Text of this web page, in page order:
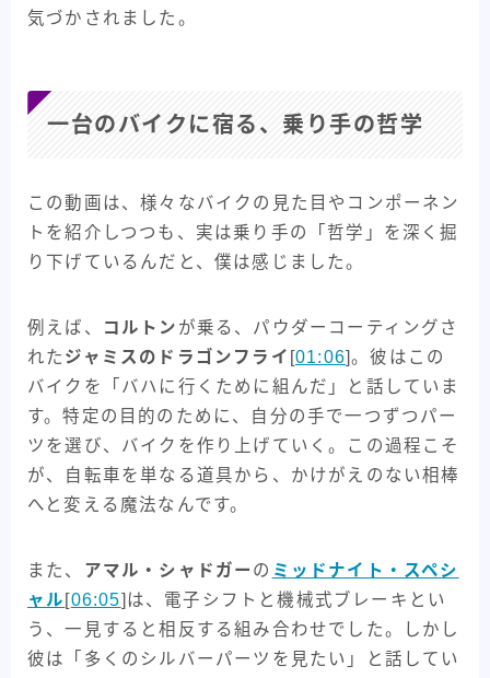
気づかされました。
一台のバイクに宿る、乗り手の哲学
この動画は、様々なバイクの見た目やコンポーネン
トを紹介しつつも、実は乗り手の「哲学」を深く掘
り下げているんだと、僕は感じました。
例えば、 コルトン が乗る、パウダーコーティングさ
れた ジャミスのドラゴンフライ [01:06]。彼はこの
バイクを「バハに行くために組んだ」と話していま
す。特定の目的のために、自分の手で一つずつパー
ツを選び、バイクを作り上げていく。この過程こそ
が、自転車を単なる道具から、かけがえのない相棒
へと変える魔法なんです。
また、 アマル・シャドガー の ミッドナイト・スペシ
ャル [06:05]は、電子シフトと機械式ブレーキとい
う、一見すると相反する組み合わせでした。しかし
彼は「多くのシルバーパーツを見たい」と話してい